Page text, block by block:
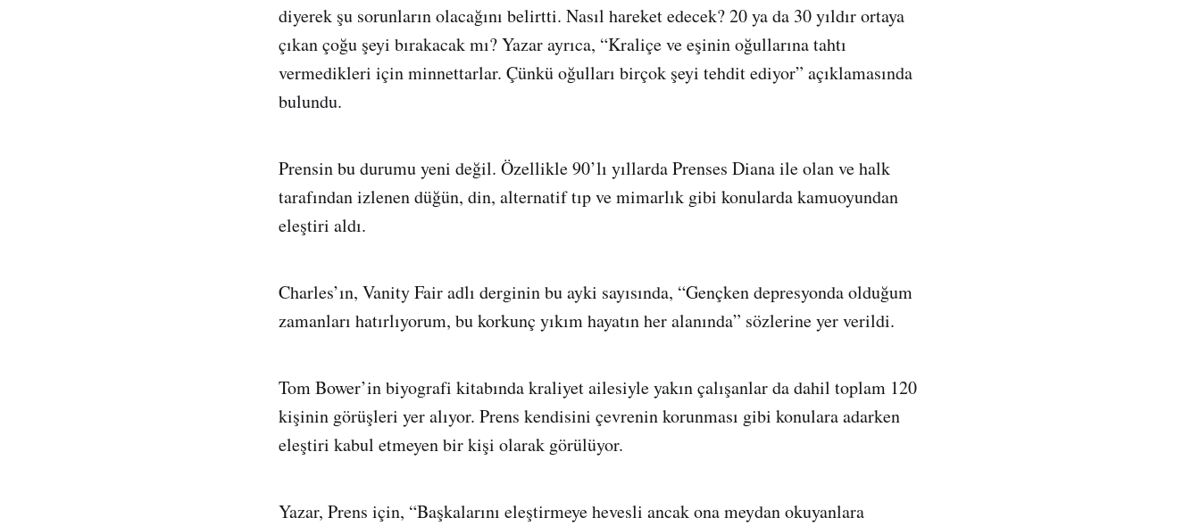
diyerek şu sorunların olacağını belirtti. Nasıl hareket edecek? 20 ya da 30 yıldır ortaya
çıkan çoğu şeyi bırakacak mı? Yazar ayrıca, “Kraliçe ve eşinin oğullarına tahtı
vermedikleri için minnettarlar. Çünkü oğulları birçok şeyi tehdit ediyor” açıklamasında
bulundu.
Prensin bu durumu yeni değil. Özellikle 90’lı yıllarda Prenses Diana ile olan ve halk
tarafından izlenen düğün, din, alternatif tıp ve mimarlık gibi konularda kamuoyundan
eleştiri aldı.
Charles’ın, Vanity Fair adlı derginin bu ayki sayısında, “Gençken depresyonda olduğum
zamanları hatırlıyorum, bu korkunç yıkım hayatın her alanında” sözlerine yer verildi.
Tom Bower’in biyografi kitabında kraliyet ailesiyle yakın çalışanlar da dahil toplam 120
kişinin görüşleri yer alıyor. Prens kendisini çevrenin korunması gibi konulara adarken
eleştiri kabul etmeyen bir kişi olarak görülüyor.
Yazar, Prens için, “Başkalarını eleştirmeye hevesli ancak ona meydan okuyanlara